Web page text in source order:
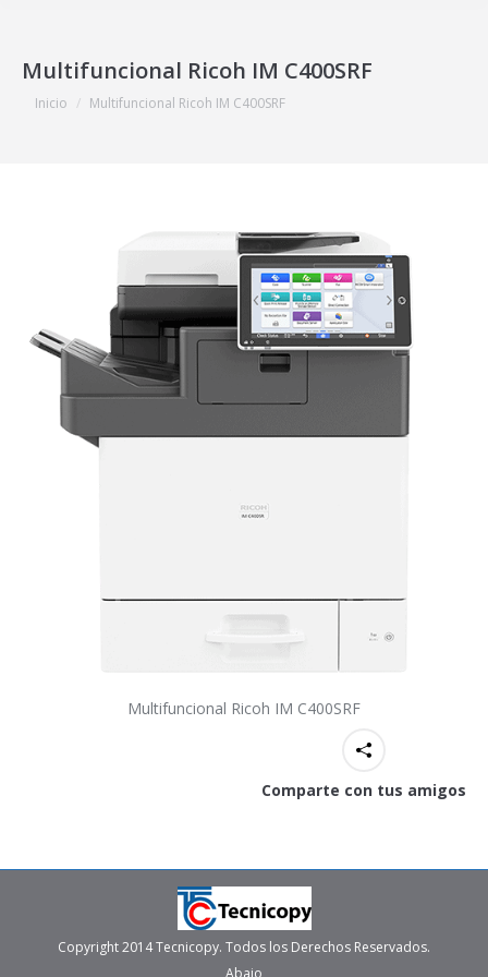
Multifuncional Ricoh IM C400SRF
Estás aquí:
Inicio Multifuncional Ricoh IM C400SRF
Multifuncional Ricoh IM C400SRF
Comparte con tus amigos
Copyright 2014 Tecnicopy. Todos los Derechos Reservados.
Abajo